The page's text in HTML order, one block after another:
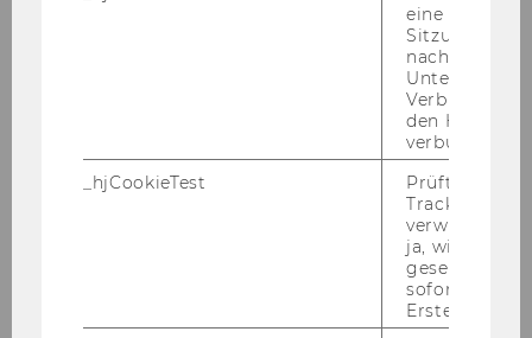
eine
Sitzung/
nach einer
Verbindung
den Hotjar-
verbunden
_hjCookieTest
Prüft, ob der
Tracking
verwenden
ja, wird ein
gesetzt. Wird
sofort nach
Erstellung